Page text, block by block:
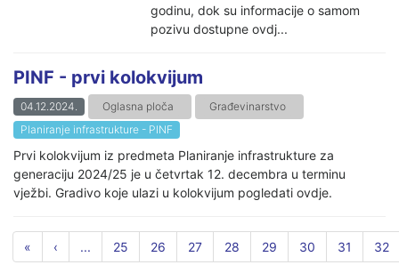
godinu, dok su informacije o samom
pozivu dostupne ovdj...
PINF - prvi kolokvijum
04.12.2024. Oglasna ploča
Građevinarstvo
Planiranje infrastrukture - PINF
Prvi kolokvijum iz predmeta Planiranje infrastrukture za
generaciju 2024/25 je u četvrtak 12. decembra u terminu
vježbi. Gradivo koje ulazi u kolokvijum pogledati ovdje.
« ‹ ... 25 26 27 28 29 30 31 32